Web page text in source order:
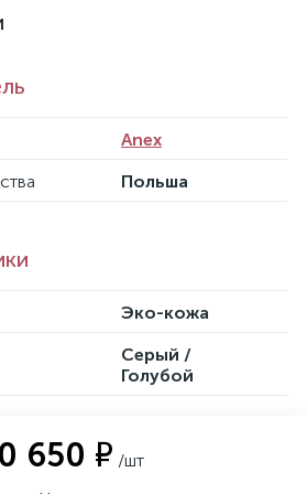
Anex
Польша
Эко-кожа
Серый /
Голубой
650 ₽ /шт